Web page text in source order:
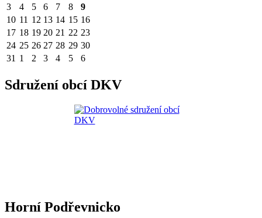
3
4 5 6 7 8
9
10 11 12 13 14 15 16
17 18 19 20 21 22 23
24 25 26 27 28 29 30
31 1 2 3 4 5 6
Sdružení obcí DKV
Horní Podřevnicko